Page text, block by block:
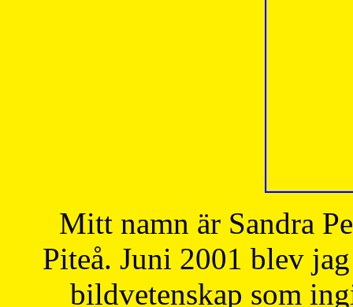
Mitt namn är Sandra
Piteå. Juni 2001 blev
bildvetenskap som